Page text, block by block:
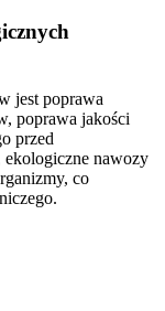
jest poprawa
poprawa jakości
przed
ekologiczne nawozy
co